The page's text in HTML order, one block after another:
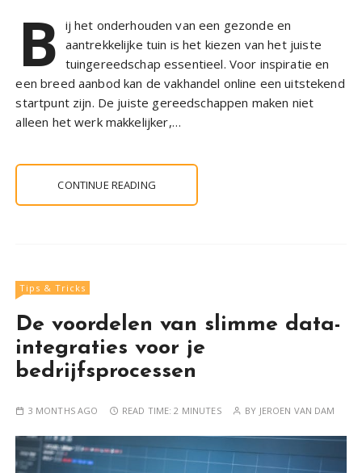
B ij het onderhouden van een gezonde en
aantrekkelijke tuin is het kiezen van het juiste
tuingereedschap essentieel. Voor inspiratie en
een breed aanbod kan de vakhandel online een uitstekend
startpunt zijn. De juiste gereedschappen maken niet
alleen het werk makkelijker,…
CONTINUE READING
Tips & Tricks
De voordelen van slimme data-
integraties voor je
bedrijfsprocessen
3 MONTHS AGO READ TIME:2 MINUTES BY JEROEN VAN DAM